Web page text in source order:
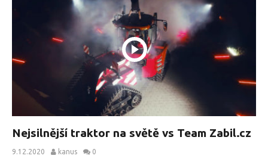
Nejsilnější traktor na světě vs Team Zabil.cz
9.12.2020 kanus 0